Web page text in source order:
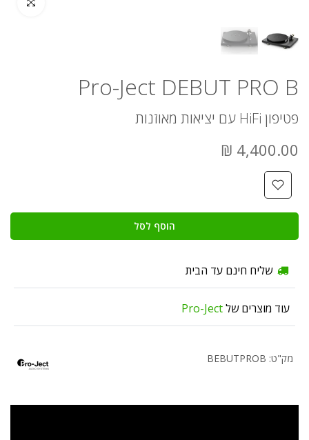
Pro-Ject DEBUT PRO B
פטיפון HiFi עם יציאות מאוזנות
4,400.00 ₪
הוסף לסל
שליח חינם עד הבית
עוד מוצרים שלPro-Ject
מק"ט: BEBUTPROB